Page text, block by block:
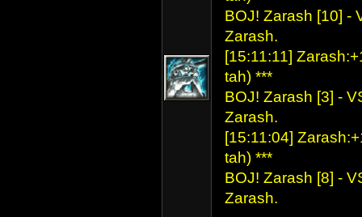
BOJ! Zarash [10] -
Zarash.
[15:11:11]
tah) ***
BOJ! Zarash [3] -
Zarash.
[15:11:04]
tah) ***
BOJ! Zarash [8] -
Zarash.